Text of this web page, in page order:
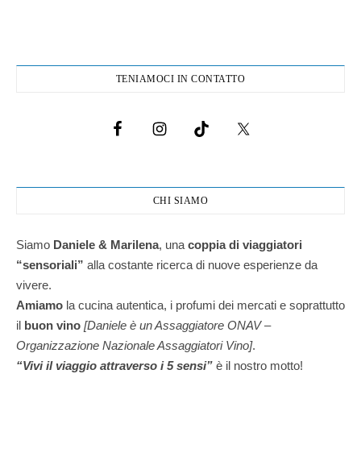
TENIAMOCI IN CONTATTO
CHI SIAMO
Siamo Daniele & Marilena, una coppia di viaggiatori
“sensoriali” alla costante ricerca di nuove esperienze da
vivere.
Amiamo la cucina autentica, i profumi dei mercati e soprattutto
il buon vino [Daniele è un Assaggiatore ONAV –
Organizzazione Nazionale Assaggiatori Vino].
“Vivi il viaggio attraverso i 5 sensi” è il nostro motto!